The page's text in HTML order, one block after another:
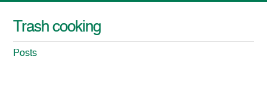
Trash cooking
Posts